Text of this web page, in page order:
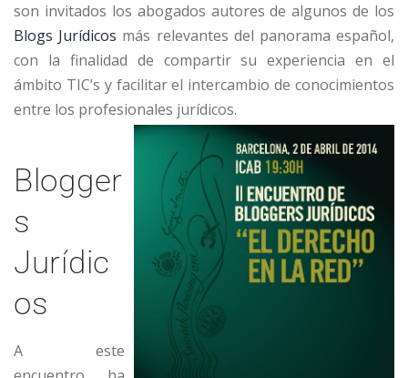
son invitados los abogados autores de algunos de los
Blogs Jurídicos más relevantes del panorama español,
con la finalidad de compartir su experiencia en el
ámbito TIC’s y facilitar el intercambio de conocimientos
entre los profesionales jurídicos.
Blogger
s
Jurídic
os
A este